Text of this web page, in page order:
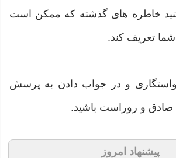
خاطره های گذشته که ممکن است
تعریف کند.
و در جواب دادن به پرسش
و روراست باشید.
پیشنهاد امروز